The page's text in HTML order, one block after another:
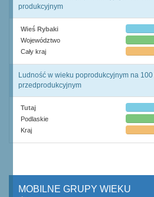
produkcyjnym
Wieś Rybaki
Województwo
Cały kraj
Ludność w wieku poprodukcyjnym na
przedprodukcyjnym
Tutaj
Podlaskie
Kraj
MOBILNE GRUPY WIEKU